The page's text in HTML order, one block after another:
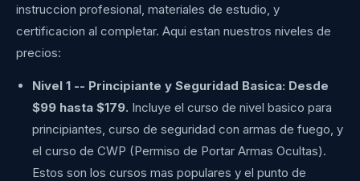
instruccion profesional, materiales de estudio, y
certificacion al completar. Aqui estan nuestros niveles de
precios:
Nivel 1 -- Principiante y Seguridad Basica: Desde
$99 hasta $179. Incluye el curso de nivel basico para
principiantes, curso de seguridad con armas de fuego, y
el curso de CWP (Permiso de Portar Armas Ocultas).
Estos son los cursos mas populares y el punto de